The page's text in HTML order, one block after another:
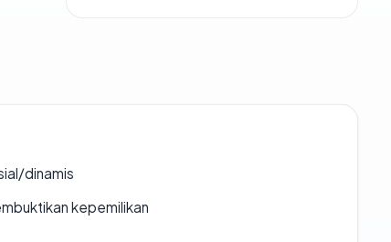
dinamis
kepemilikan